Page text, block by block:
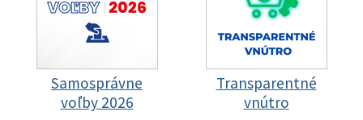
Samosprávne
voľby 2026
Transparentné
vnútro